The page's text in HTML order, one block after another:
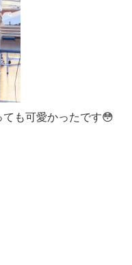
ても可愛かったです😳